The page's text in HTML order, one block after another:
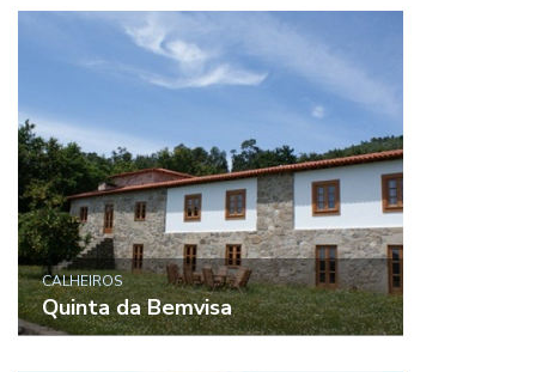
CALHEIROS
Quinta da Bemvisa